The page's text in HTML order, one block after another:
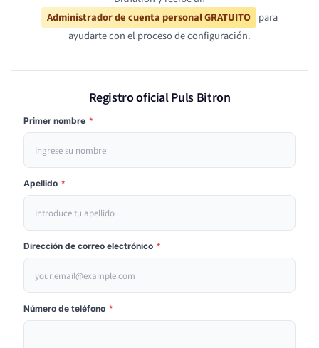
Administrador de cuenta personal GRATUITO para
ayudarte con el proceso de configuración.
Registro oficial Puls Bitron
Primer nombre *
Apellido *
Dirección de correo electrónico *
Número de teléfono *